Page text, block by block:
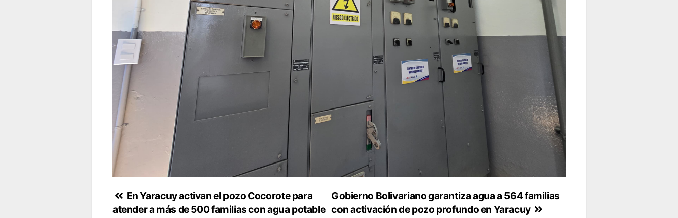
Navegación
Gobierno Bolivariano garantiza agua a 564 familias
con activación de pozo profundo en Yaracuy
En Yaracuy activan el pozo Cocorote para
atender a más de 500 familias con agua potable